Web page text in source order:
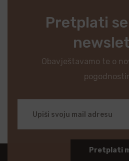
Pretplati
Obavještavamo te o
Pretplati